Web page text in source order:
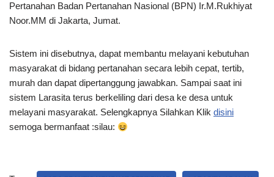
Pertanahan Badan Pertanahan Nasional (BPN) Ir.M.Rukhiyat
Noor.MM di Jakarta, Jumat.
Sistem ini disebutnya, dapat membantu melayani kebutuhan
masyarakat di bidang pertanahan secara lebih cepat, tertib,
murah dan dapat dipertanggung jawabkan. Sampai saat ini
sistem Larasita terus berkeliling dari desa ke desa untuk
melayani masyarakat. Selengkapnya Silahkan Klik disini
semoga bermanfaat :silau: